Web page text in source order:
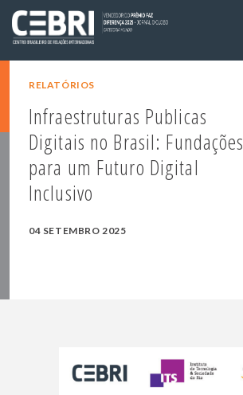
RELATÓRIOS
Infraestruturas Publicas
Digitais no Brasil: Fundações
para um Futuro Digital
Inclusivo
04 SETEMBRO 2025